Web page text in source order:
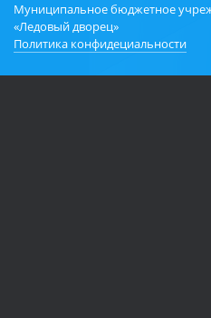
Муниципальное бюджетное
«Ледовый дворец»
Политика конфидециальности